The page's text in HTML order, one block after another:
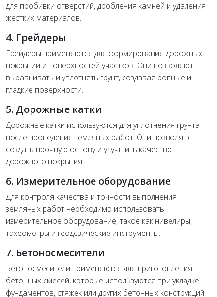
для пробивки отверстий, дробления камней и удаления
жестких материалов.
4. Грейдеры
Грейдеры применяются для формирования дорожных
покрытий и поверхностей участков. Они позволяют
выравнивать и уплотнять грунт, создавая ровные и
гладкие поверхности.
5. Дорожные катки
Дорожные катки используются для уплотнения грунта
после проведения земляных работ. Они позволяют
создать прочную основу и улучшить качество
дорожного покрытия.
6. Измерительное оборудование
Для контроля качества и точности выполнения
земляных работ необходимо использовать
измерительное оборудование, такое как нивелиры,
тахеометры и геодезические инструменты.
7. Бетоносмесители
Бетоносмесители применяются для приготовления
бетонных смесей, которые используются при укладке
фундаментов, стяжек или других бетонных конструкций.